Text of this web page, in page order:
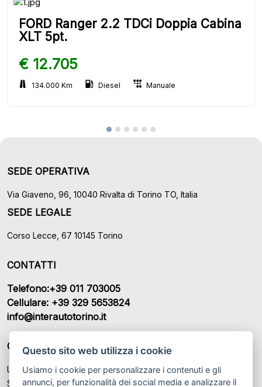
Questo sito web utilizza i cookie
Usiamo i cookie per personalizzare i contenuti e gli
annunci, per funzionalità dei social media e analizzare il
FORD Ranger 2.2 TDCi Doppia Cabina
XLT 5pt.
€ 12.705
134.000 Km Diesel Manuale
SEDE OPERATIVA
Via Giaveno, 96, 10040 Rivalta di Torino TO, Italia
SEDE LEGALE
Corso Lecce, 67 10145 Torino
CONTATTI
Telefono:+39 011 703005
Cellulare: +39 329 5653824
info@interautotorino.it
ORARI DI APERTURA
Lunedì – Venerdì: 09:00 – 12:30 / 15:00 - 19.00
Sabato: 09:00 – 12:30 / Su Appuntamento